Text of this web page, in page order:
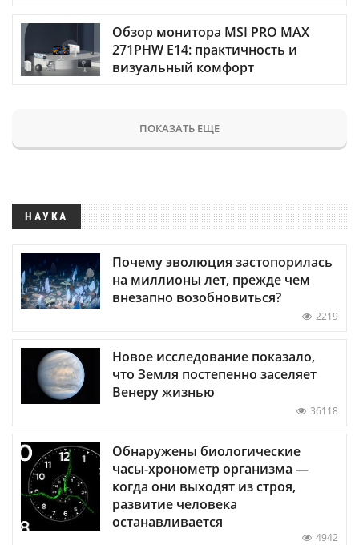
Обзор монитора MSI PRO MAX
271PHW E14: практичность и
визуальный комфорт
ПОКАЗАТЬ ЕЩЕ
НАУКА
Почему эволюция застопорилась
на миллионы лет, прежде чем
внезапно возобновиться?
2219
Новое исследование показало,
что Земля постепенно заселяет
Венеру жизнью
36118
Обнаружены биологические
часы-хронометр организма —
когда они выходят из строя,
развитие человека
останавливается
4942